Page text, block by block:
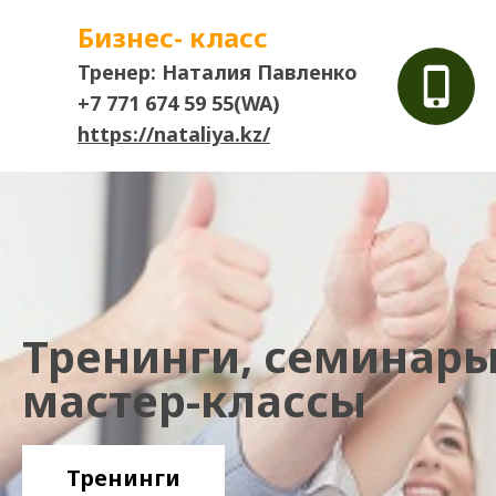
Бизнес- класс
Тренер: Наталия Павленко
+7 771 674 59 55(WA)
https://nataliya.kz/
Тренинги,
мастер-классы
Тренинги